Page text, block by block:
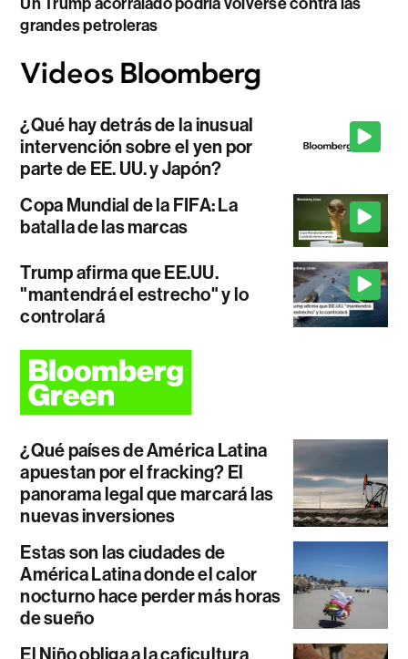
grandes petroleras
¿Qué hay detrás de la inusual
intervención sobre el yen por
parte de EE. UU. y Japón?
Copa Mundial de la FIFA: La
batalla de las marcas
Trump afirma que EE.UU.
"mantendrá el estrecho" y lo
controlará
¿Qué países de América Latina
apuestan por el fracking? El
panorama legal que marcará las
nuevas inversiones
Estas son las ciudades de
América Latina donde el calor
nocturno hace perder más horas
de sueño
El Niño obliga a la caficultura